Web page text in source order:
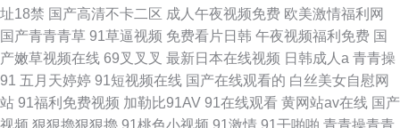
址18禁 国产高清不卡二区 成人午夜视频免费 欧美激情福利网
国产青青青草 91草逼视频 免费看片日韩 午夜视频福利免费 国
产嫩草视频在线 69叉叉叉 最新日本在线视频 日韩成人a 青青操
91 五月天婷婷 91短视频在线 国产在线观看的 白丝美女自慰网
站 91福利免费视频 加勒比91AV 91在线观看 黄网站av在线 国产
视频 狠狠擼狠狠擼 91桃色小视频 91激情 91干啪啪 青青操青青